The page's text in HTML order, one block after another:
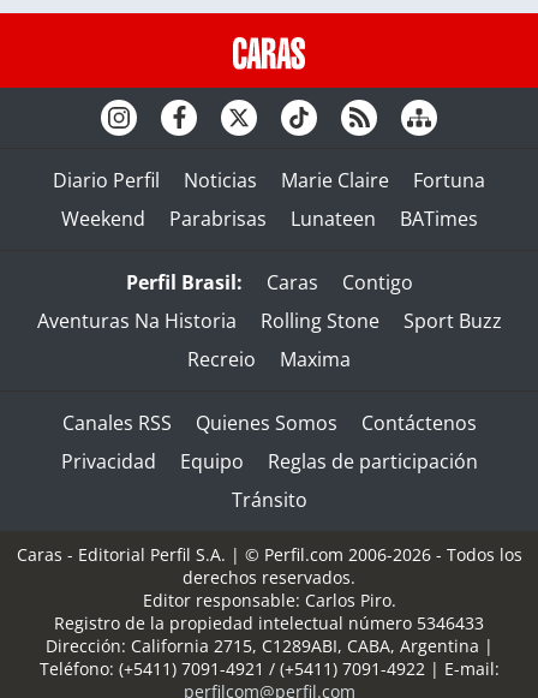
Diario Perfil Noticias Marie Claire
Fortuna
Weekend
Parabrisas Lunateen BATimes
Perfil Brasil: Caras
Contigo
Aventuras Na Historia
Rolling Stone
Sport Buzz
Recreio
Maxima
Canales RSS Quienes Somos
Contáctenos
Privacidad
Equipo
Reglas de participación
Tránsito
Caras - Editorial Perfil S.A. | © Perfil.com 2006-2026 - Todos los
derechos reservados.
Editor responsable: Carlos Piro.
Registro de la propiedad intelectual número 5346433
Dirección: California 2715, C1289ABI, CABA, Argentina |
Teléfono: (+5411) 7091-4921 / (+5411) 7091-4922| E-mail:
perfilcom@perfil.com